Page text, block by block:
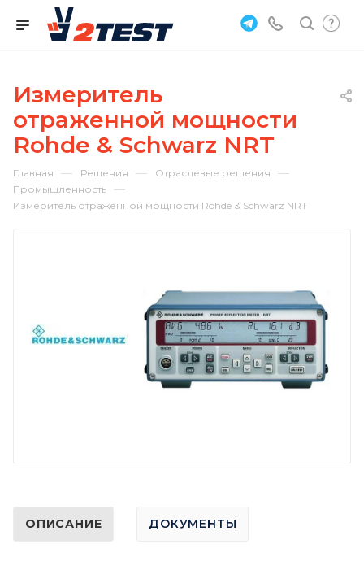
Измеритель
отраженной мощности
Rohde & Schwarz NRT
Главная — Решения — Отраслевые решения —
Промышленность —
Измеритель отраженной мощности Rohde & Schwarz NRT
ОПИСАНИЕ ДОКУМЕНТЫ